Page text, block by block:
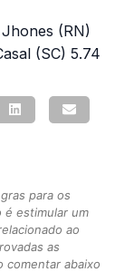
(RN)
(SC) 5.74
para os
é estimular um
ao
as
comentar abaixo